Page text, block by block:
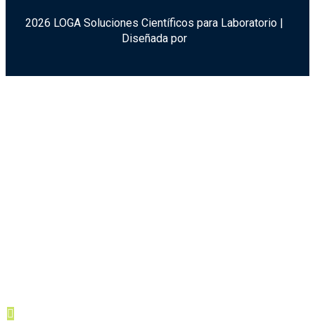
2026 LOGA Soluciones Científicos para Laboratorio |
Diseñada por